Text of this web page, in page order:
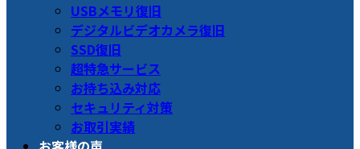
USBメモリ復旧
デジタルビデオカメラ復旧
SSD復旧
超特急サービス
お持ち込み対応
セキュリティ対策
お取引実績